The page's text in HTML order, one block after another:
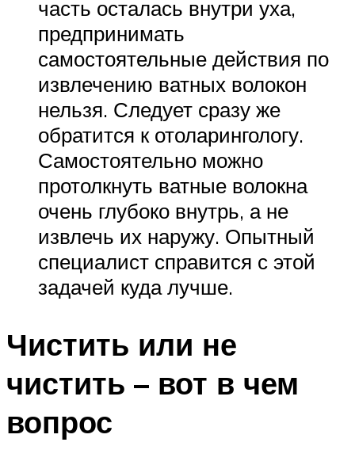
часть осталась внутри уха,
предпринимать
самостоятельные действия по
извлечению ватных волокон
нельзя. Следует сразу же
обратится к отоларингологу.
Самостоятельно можно
протолкнуть ватные волокна
очень глубоко внутрь, а не
извлечь их наружу. Опытный
специалист справится с этой
задачей куда лучше.
Чистить или не
чистить – вот в чем
вопрос